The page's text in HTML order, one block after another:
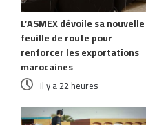
L’ASMEX dévoile sa nouvelle
feuille de route pour
renforcer les exportations
marocaines
il y a 22 heures